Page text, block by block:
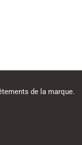
de la marque.